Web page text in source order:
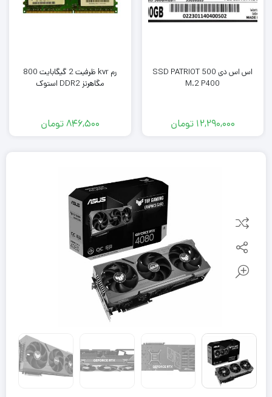
اس اس دی SSD PATRIOT 500
M.2 P400
12,290,000 تومان
رم kvr ظرفیت 2 گیگابایت 800
مگاهرتز DDR2 استوک
846,500تومان